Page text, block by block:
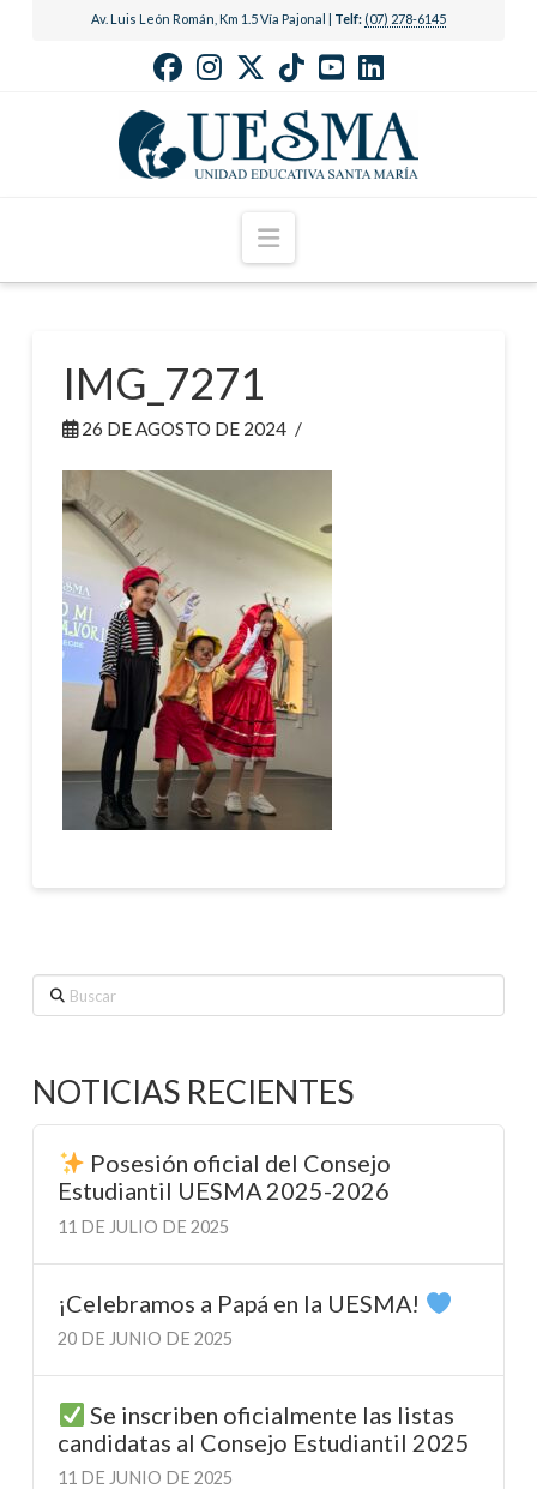
Av. Luis León Román, Km 1.5 Vía Pajonal | Telf: (07) 278-6145
Navigation
IMG_7271
26 DE AGOSTO DE 2024
Buscar
NOTICIAS RECIENTES
Posesión oficial del Consejo
Estudiantil UESMA 2025-2026
11 DE JULIO DE 2025
¡Celebramos a Papá en la UESMA!
20 DE JUNIO DE 2025
Se inscriben oficialmente las listas
candidatas al Consejo Estudiantil 2025
11 DE JUNIO DE 2025